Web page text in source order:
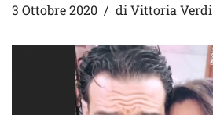
3 Ottobre 2020 di Vittoria Verdi